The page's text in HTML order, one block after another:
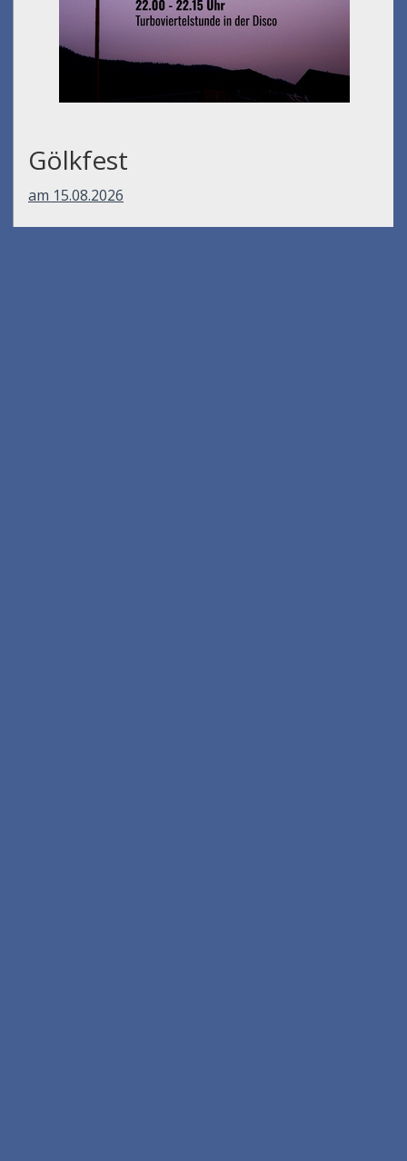
Gölkfest
am 15.08.2026